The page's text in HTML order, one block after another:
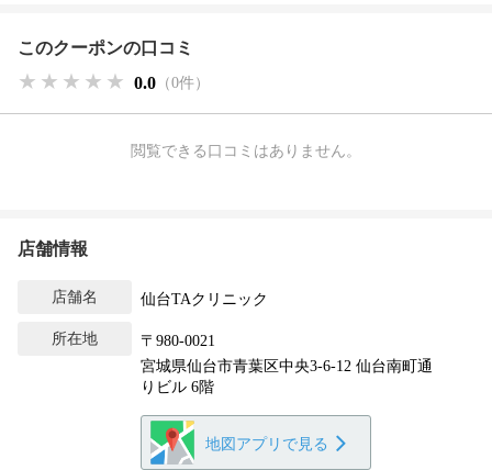
このクーポンの口コミ
★★★★★
★★★★★
★★★★★ 0.0 （0件）
閲覧できる口コミはありません。
店舗情報
店舗名 仙台TAクリニック
所在地
〒980-0021
宮城県仙台市青葉区中央3-6-12 仙台南町通
りビル 6階
地図アプリで見る